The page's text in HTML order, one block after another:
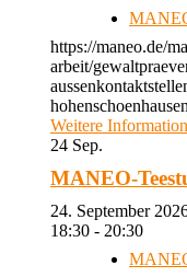
https://maneo.de/
arbeit/
Weitere
24 Sep.
MANEO-
24. September
18:30 - 20:30